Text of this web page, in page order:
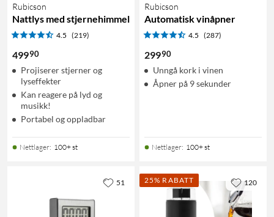
Rubicson
Nattlys med stjernehimmel
4.5 (219)
49990
Projiserer stjerner og
lyseffekter
Kan reagere på lyd og
musikk!
Portabel og oppladbar
Nettlager: 100+ st
Rubicson
Automatisk vinåpner
4.5 (287)
29990
Unngå kork i vinen
Åpner på 9 sekunder
Nettlager: 100+ st
51 25% RABATT 120